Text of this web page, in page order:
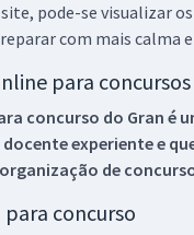
pode-se visualizar
com mais calma
para concursos
concurso do Gran é
experiente e
de
concurso